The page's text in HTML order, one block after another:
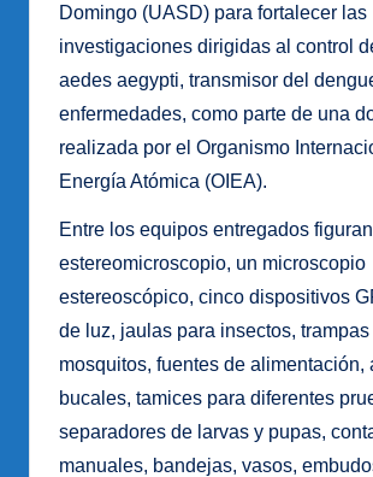
Domingo (UASD) para fortalecer las
investigaciones dirigidas al control
aedes aegypti, transmisor del
enfermedades, como parte de una
realizada por el Organismo
Energía Atómica (OIEA).
Entre los equipos entregados
estereomicroscopio, un microscopio
estereoscópico, cinco dispositivos
de luz, jaulas para insectos, trampas
mosquitos, fuentes de alimentación,
bucales, tamices para diferentes
separadores de larvas y pupas,
manuales, bandejas, vasos,